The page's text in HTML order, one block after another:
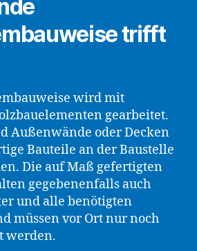
trifft
wird mit
gearbeitet.
Außenwände oder Decken
Bauteile an der Baustelle
Die auf Maß gefertigten
gegebenenfalls auch
und alle benötigten
müssen vor Ort nur noch
werden.